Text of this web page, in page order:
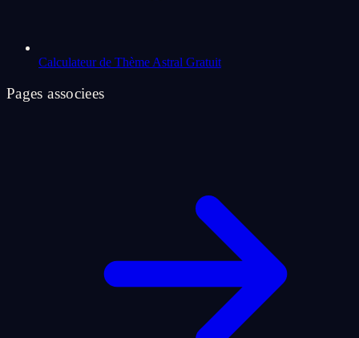
Calculateur de Thème Astral Gratuit
Pages associees